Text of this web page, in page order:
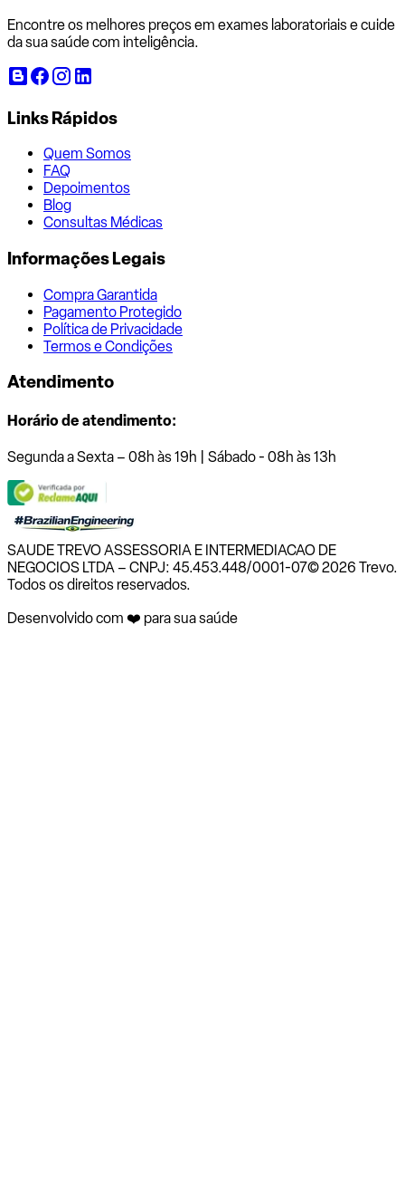
Encontre os melhores preços em exames laboratoriais e cuide
da sua saúde com inteligência.
Links Rápidos
Quem Somos
FAQ
Depoimentos
Blog
Consultas Médicas
Informações Legais
Compra Garantida
Pagamento Protegido
Política de Privacidade
Termos e Condições
Atendimento
Horário de atendimento:
Segunda a Sexta – 08h às 19h | Sábado - 08h às 13h
SAUDE TREVO ASSESSORIA E INTERMEDIACAO DE
NEGOCIOS LTDA – CNPJ: 45.453.448/0001-07© 2026 Trevo.
Todos os direitos reservados.
Desenvolvido com ❤️ para sua saúde